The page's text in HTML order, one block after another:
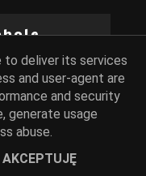
(25) kakao (180)
soki (67)
to deliver its services
and user-agent are
and security
generate usage
abuse.
AKCEPTUJĘ